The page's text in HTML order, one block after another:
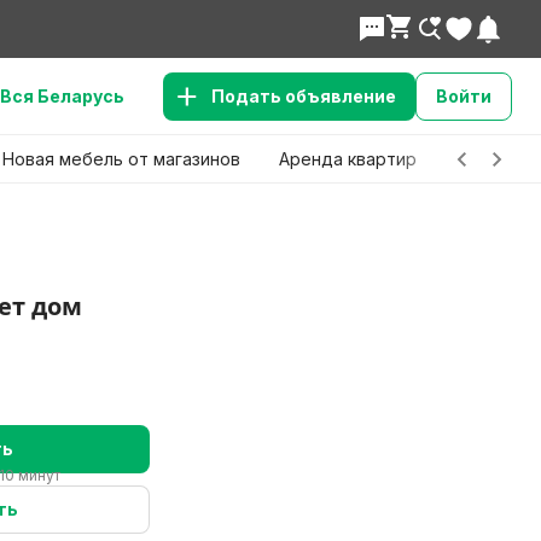
Вся Беларусь Подать объявление Войти
Новая мебель от магазинов Аренда квартир Детские
дом
минут